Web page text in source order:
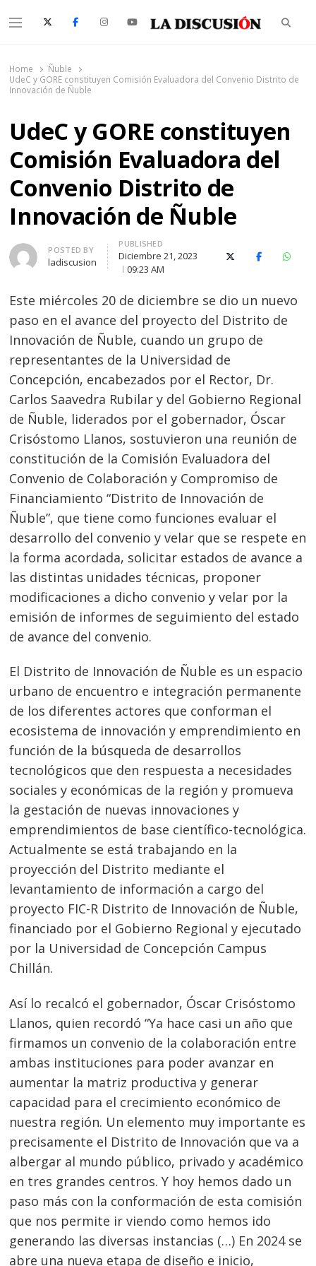
Menu
Home
Ñuble
UdeC y GORE constituyen Comisión Evaluadora del Convenio Distrito de
Innovación de Ñuble
UdeC y GORE constituyen
Comisión Evaluadora del
Convenio Distrito de
Innovación de Ñuble
Author
POSTED BY
ladiscusion
PUBLISHED
Diciembre 21, 2023
09:23 AM
X (Twitter)Facebook
Este miércoles 20 de diciembre se dio un nuevo
paso en el avance del proyecto del Distrito de
Innovación de Ñuble, cuando un grupo de
representantes de la Universidad de
Concepción, encabezados por el Rector, Dr.
Carlos Saavedra Rubilar y del Gobierno Regional
de Ñuble, liderados por el gobernador, Óscar
Crisóstomo Llanos, sostuvieron una reunión de
constitución de la Comisión Evaluadora del
Convenio de Colaboración y Compromiso de
Financiamiento “Distrito de Innovación de
Ñuble”, que tiene como funciones evaluar el
desarrollo del convenio y velar que se respete en
la forma acordada, solicitar estados de avance a
las distintas unidades técnicas, proponer
modificaciones a dicho convenio y velar por la
emisión de informes de seguimiento del estado
de avance del convenio.
El Distrito de Innovación de Ñuble es un espacio
urbano de encuentro e integración permanente
de los diferentes actores que conforman el
ecosistema de innovación y emprendimiento en
función de la búsqueda de desarrollos
tecnológicos que den respuesta a necesidades
sociales y económicas de la región y promueva
la gestación de nuevas innovaciones y
emprendimientos de base científico-tecnológica.
Actualmente se está trabajando en la
proyección del Distrito mediante el
levantamiento de información a cargo del
proyecto FIC-R Distrito de Innovación de Ñuble,
financiado por el Gobierno Regional y ejecutado
por la Universidad de Concepción Campus
Chillán.
Así lo recalcó el gobernador, Óscar Crisóstomo
Llanos, quien recordó “Ya hace casi un año que
firmamos un convenio de la colaboración entre
ambas instituciones para poder avanzar en
aumentar la matriz productiva y generar
capacidad para el crecimiento económico de
nuestra región. Un elemento muy importante es
precisamente el Distrito de Innovación que va a
albergar al mundo público, privado y académico
en tres grandes centros. Y hoy hemos dado un
paso más con la conformación de esta comisión
que nos permite ir viendo como hemos ido
generando las diversas instancias (…) En 2024 se
abre una nueva etapa de diseño e inicio,